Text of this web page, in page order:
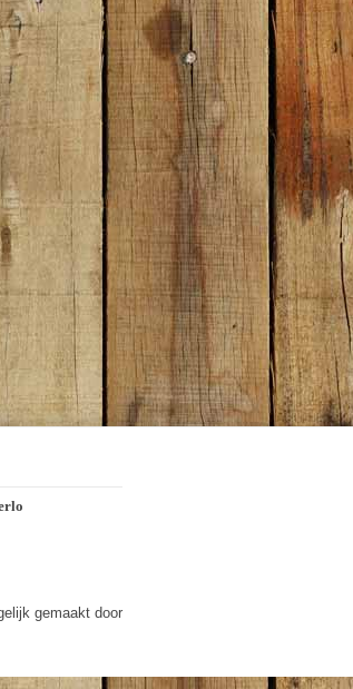
gemaakt door